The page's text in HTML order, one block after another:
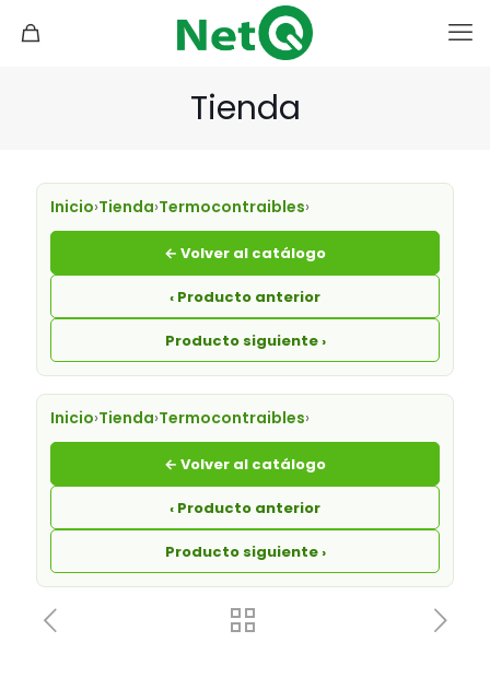
Tienda
Inicio›Tienda›Termocontraibles›
← Volver al catálogo
‹ Producto anterior
Producto siguiente ›
Inicio›Tienda›Termocontraibles›
← Volver al catálogo
‹ Producto anterior
Producto siguiente ›